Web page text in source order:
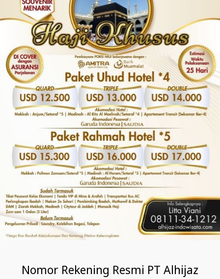
Nomor Rekening Resmi PT Alhijaz